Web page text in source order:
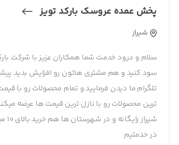
پخش عمده عروسک بارکد تویز
شیراز
سلام و درود خدمت شما همکاران عزیز با شرکت
سود کنید و هم مشتری هاتون رو افزایش بدید
تلگرام ما دیدن فرمایید و تمام محصولات رو با
ترین محصولات رو با نازل ترین قیمت ها عرضه
در خدمتیم